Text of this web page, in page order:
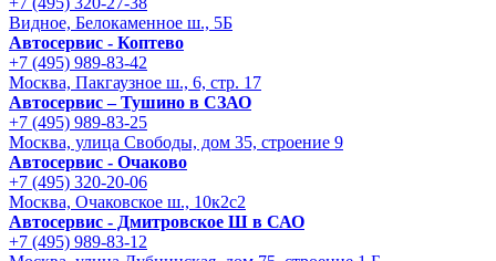
Видное, Белокаменное ш., 5Б
Автосервис - Коптево
+7 (495) 989-83-42
Москва, Пакгаузное ш., 6, стр. 17
Автосервис – Тушино в СЗАО
+7 (495) 989-83-25
Москва, улица Свободы, дом 35, строение 9
Автосервис - Очаково
+7 (495) 320-20-06
Москва, Очаковское ш., 10к2с2
Автосервис - Дмитровское Ш в САО
+7 (495) 989-83-12